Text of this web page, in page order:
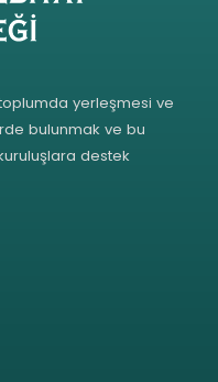
yerleşmesi ve
bulunmak ve bu
destek